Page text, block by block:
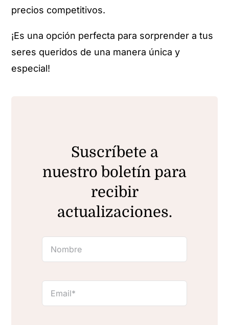
precios competitivos.
¡Es una opción perfecta para sorprender a tus
seres queridos de una manera única y
especial!
Suscríbete a
nuestro boletín para
recibir
actualizaciones.